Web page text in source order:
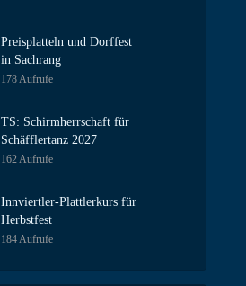
Preisplatteln und Dorffest
in Sachrang
178 Aufrufe
TS: Schirmherrschaft für
Schäfflertanz 2027
162 Aufrufe
Innviertler-Plattlerkurs für
Herbstfest
184 Aufrufe